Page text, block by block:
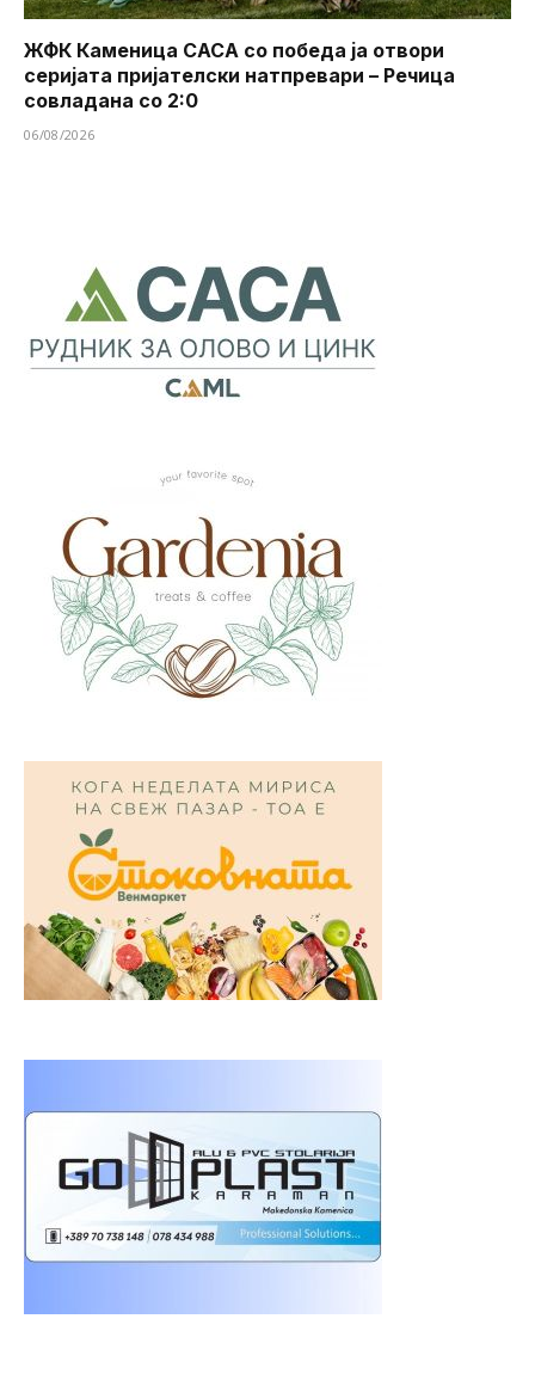
ЖФК Каменица САСА со победа ја отвори
серијата пријателски натпревари – Речица
совладана со 2:0
06/08/2026